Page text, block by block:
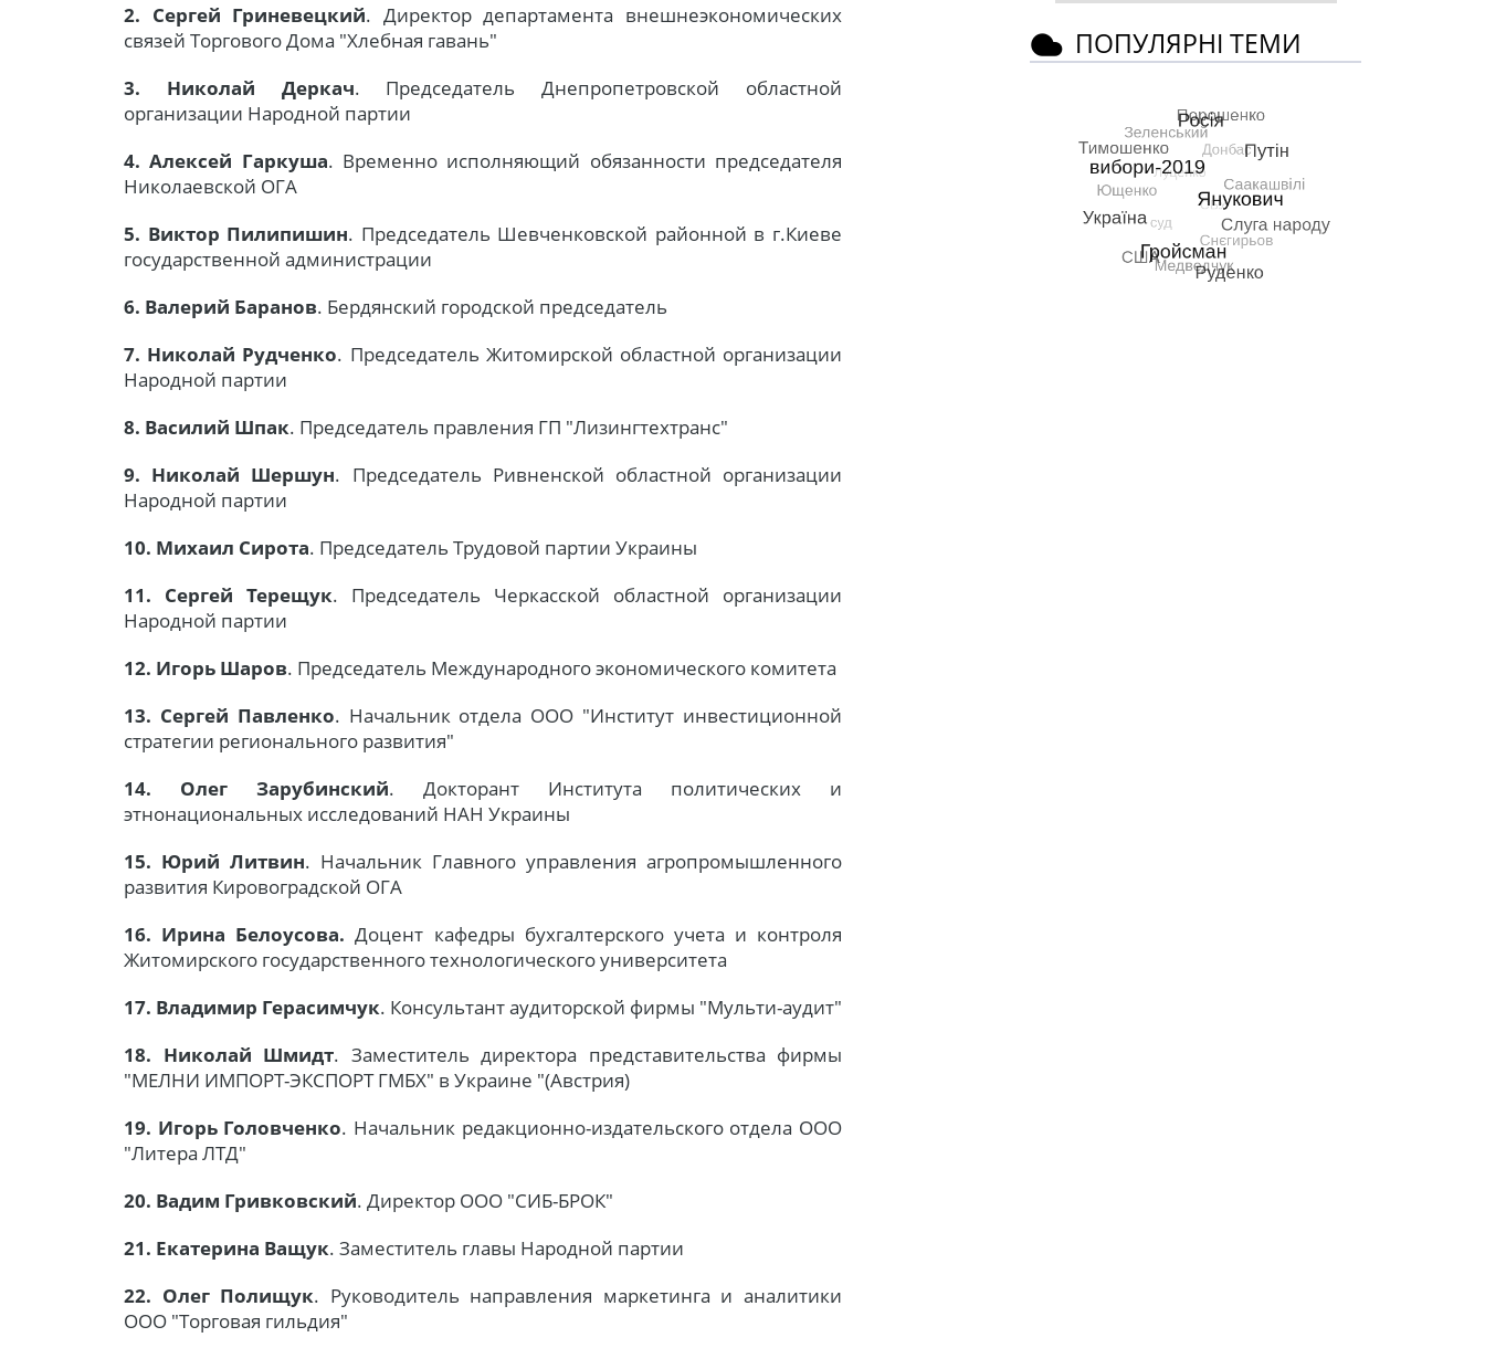
2. Сергей Гриневецкий. Директор департамента внешнеэкономических
связей Торгового Дома "Хлебная гавань"
3. Николай Деркач. Председатель Днепропетровской областной
организации Народной партии
4. Алексей Гаркуша. Временно исполняющий обязанности председателя
Николаевской ОГА
5. Виктор Пилипишин. Председатель Шевченковской районной в г.Киеве
государственной администрации
6. Валерий Баранов. Бердянский городской председатель
7. Николай Рудченко. Председатель Житомирской областной организации
Народной партии
8. Василий Шпак. Председатель правления ГП "Лизингтехтранс"
9. Николай Шершун. Председатель Ривненской областной организации
Народной партии
10. Михаил Сирота. Председатель Трудовой партии Украины
11. Сергей Терещук. Председатель Черкасской областной организации
Народной партии
12. Игорь Шаров. Председатель Международного экономического комитета
13. Сергей Павленко. Начальник отдела ООО "Институт инвестиционной
стратегии регионального развития"
14. Олег Зарубинский. Докторант Института политических и
этнонациональных исследований НАН Украины
15. Юрий Литвин. Начальник Главного управления агропромышленного
развития Кировоградской ОГА
16. Ирина Белоусова. Доцент кафедры бухгалтерского учета и контроля
Житомирского государственного технологического университета
17. Владимир Герасимчук. Консультант аудиторской фирмы "Мульти-аудит"
18. Николай Шмидт. Заместитель директора представительства фирмы
"МЕЛНИ ИМПОРТ-ЭКСПОРТ ГМБХ" в Украине "(Австрия)
19. Игорь Головченко. Начальник редакционно-издательского отдела ООО
"Литера ЛТД"
20. Вадим Гривковский. Директор ООО "СИБ-БРОК"
21. Екатерина Ващук. Заместитель главы Народной партии
22. Олег Полищук. Руководитель направления маркетинга и аналитики
ООО "Торговая гильдия"
ПОПУЛЯРНІ ТЕМИ